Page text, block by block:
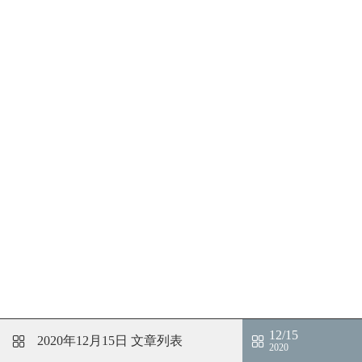
2020年12月15日 文章列表 12/15
2020